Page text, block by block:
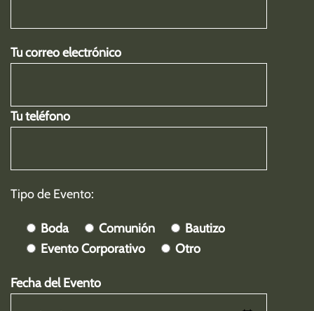
Tu correo electrónico
Tu teléfono
Tipo de Evento:
Boda Comunión
Bautizo
Evento Corporativo
Otro
Fecha del Evento